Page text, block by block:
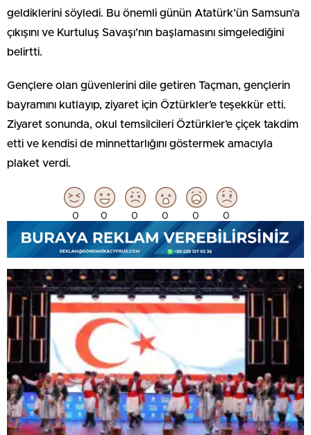
geldiklerini söyledi. Bu önemli günün Atatürk’ün Samsun’a
çıkışını ve Kurtuluş Savaşı’nın başlamasını simgelediğini
belirtti.
Gençlere olan güvenlerini dile getiren Taçman, gençlerin
bayramını kutlayıp, ziyaret için Öztürkler’e teşekkür etti.
Ziyaret sonunda, okul temsilcileri Öztürkler’e çiçek takdim
etti ve kendisi de minnettarlığını göstermek amacıyla
plaket verdi.
0 0 0 0 0 0